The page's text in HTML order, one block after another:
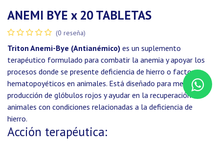
ANEMI BYE x 20 TABLETAS
(0 reseña)
Triton Anemi-Bye (Antianémico) es un suplemento
terapéutico formulado para combatir la anemia y apoyar los
procesos donde se presente deficiencia de hierro o factores
hematopoyéticos en animales. Está diseñado para mejorar la
producción de glóbulos rojos y ayudar en la recuperación de
animales con condiciones relacionadas a la deficiencia de
hierro.
Acción terapéutica: